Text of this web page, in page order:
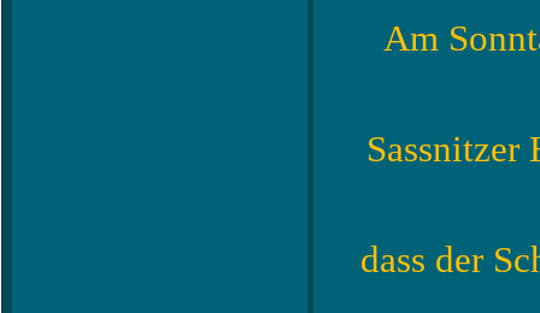
Am
dass der